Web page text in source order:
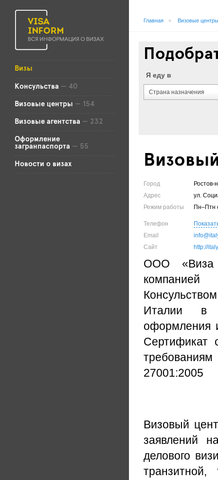
Визы
Консульства — 40
Визовые центры — 154
Визовые агентства — 232
Оформление
загранпаспорта — 55
Новости о визах
Главная » Визовые центры
Я еду в
Страна назначения
Город
Ростов-
Адрес
ул.
Режим работы
Пн–Птн
Телефон
Email
Сайт
http://
ООО «Виза
компанией
Италии в
оформления
Сертификат
27001:2005
Визовый
заявлений
делового